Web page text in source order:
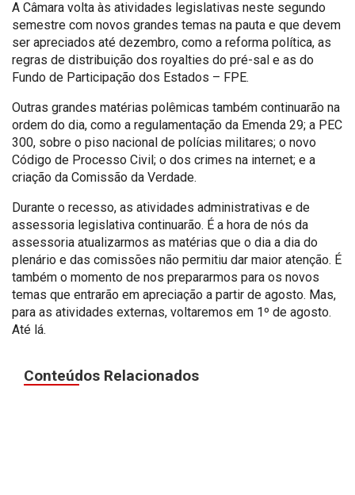
A Câmara volta às atividades legislativas neste segundo
semestre com novos grandes temas na pauta e que devem
ser apreciados até dezembro, como a reforma política, as
regras de distribuição dos royalties do pré-sal e as do
Fundo de Participação dos Estados – FPE.
Outras grandes matérias polêmicas também continuarão na
ordem do dia, como a regulamentação da Emenda 29; a PEC
300, sobre o piso nacional de polícias militares; o novo
Código de Processo Civil; o dos crimes na internet; e a
criação da Comissão da Verdade.
Durante o recesso, as atividades administrativas e de
assessoria legislativa continuarão. É a hora de nós da
assessoria atualizarmos as matérias que o dia a dia do
plenário e das comissões não permitiu dar maior atenção. É
também o momento de nos prepararmos para os novos
temas que entrarão em apreciação a partir de agosto. Mas,
para as atividades externas, voltaremos em 1º de agosto.
Até lá.
Conteúdos Relacionados